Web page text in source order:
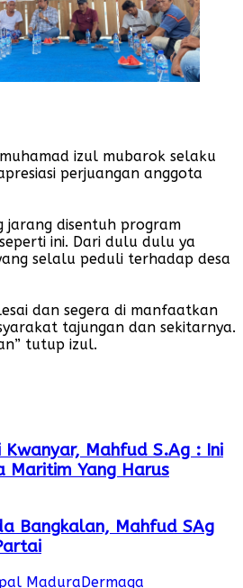
izul mubarok selaku
perjuangan anggota
jarang disentuh program
ini. Dari dulu dulu ya
selalu peduli terhadap desa
dan segera di manfaatkan
tajungan dan sekitarnya.
tutup izul.
Mahfud S.Ag : Ini
Maritim Yang Harus
Bangkalan, Mahfud SAg
MaduraDermaga